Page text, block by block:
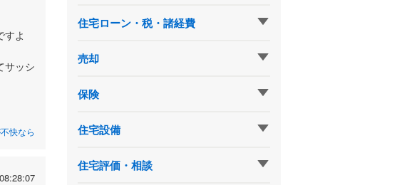
すよ
サッシ
快なら
住宅ローン・税・諸経費
売却
保険
住宅設備
住宅評価・相談